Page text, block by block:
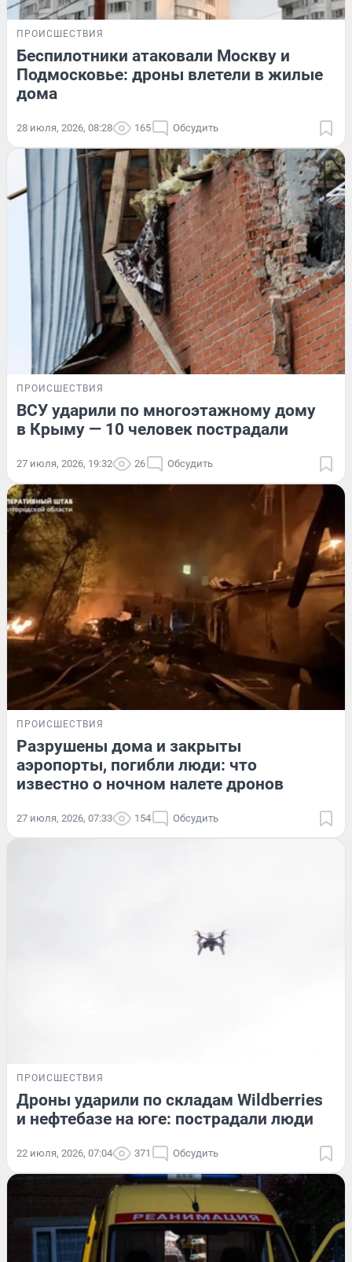
ПРОИСШЕСТВИЯ
Беспилотники атаковали Москву и
Подмосковье: дроны влетели в жилые
дома
28 июля, 2026, 08:28 165 Обсудить
ПРОИСШЕСТВИЯ
ВСУ ударили по многоэтажному дому
в Крыму — 10 человек пострадали
27 июля, 2026, 19:32 26 Обсудить
ПРОИСШЕСТВИЯ
Разрушены дома и закрыты
аэропорты, погибли люди: что
известно о ночном налете дронов
27 июля, 2026, 07:33 154 Обсудить
ПРОИСШЕСТВИЯ
Дроны ударили по складам Wildberries
и нефтебазе на юге: пострадали люди
22 июля, 2026, 07:04 371 Обсудить